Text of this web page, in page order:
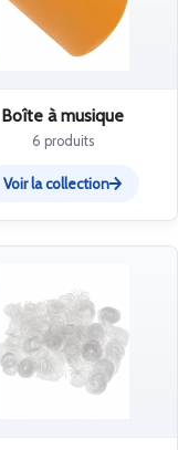
Boîte à musique
6 produits
Voir la collection